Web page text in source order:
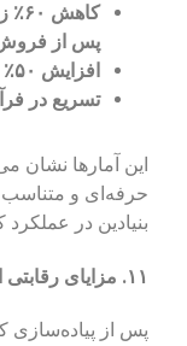
پس از
افزایش ۵۰٪ رضایت مشتریان
تسریع در
حرفه‌ای و متناسب
بنیادین در
۱۱. مزایای رقابتی ایجاد شده برای سپاهان جارو